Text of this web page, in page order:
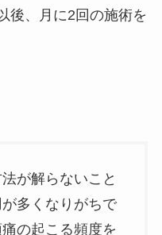
後、月に2回の施術を
が解らないこと
多くなりがちで
の起こる頻度を